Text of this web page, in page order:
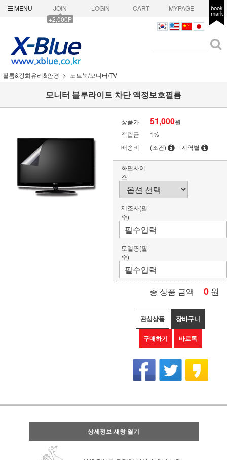
MENU
JOIN
+2,000P
LOGIN CART MYPAGE book
mark
필름&강화유리&안경 노트북/모니터/TV
모니터 블루라이트 차단 액정보호필름
상품가 51,000원
적립금
1%
배송비
(조건) 지역별
화면사이
즈
제조사(필
수)
모델명(필
수)
총 상품 금액 0 원
관심상품 장바구니
구매하기 바로톡
상세정보 새창 열기